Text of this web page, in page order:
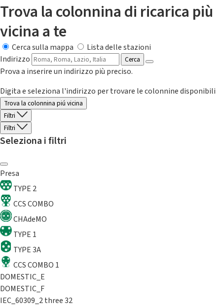
Trova la colonnina di ricarica più
vicina a te
Cerca sulla mappa
Lista delle stazioni
Indirizzo
Cerca
Prova a inserire un indirizzo più preciso.
Digita e seleziona l'indirizzo per trovare le colonnine disponibili
Trova la colonnina piú vicina
Filtri
Filtri
Seleziona i filtri
Presa
TYPE 2
CCS COMBO
CHAdeMO
TYPE 1
TYPE 3A
CCS COMBO 1
DOMESTIC_E
DOMESTIC_F
IEC_60309_2 three 32